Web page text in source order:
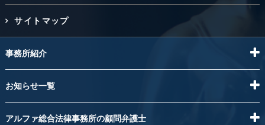
サイトマップ
事務所紹介
お知らせ一覧
アルファ総合法律事務所の顧問弁護士